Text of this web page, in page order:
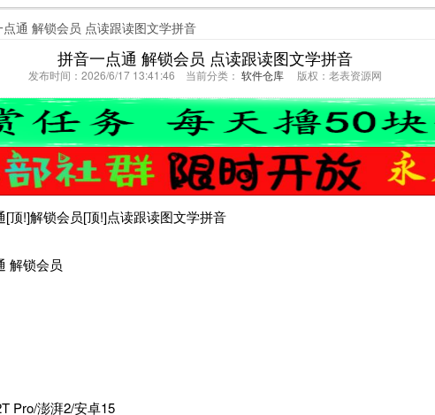
点通 解锁会员 点读跟读图文学拼音
拼音一点通 解锁会员 点读跟读图文学拼音
发布时间：2026/6/17 13:41:46 当前分类： 软件仓库 版权：老表资源网
[顶!]解锁会员[顶!]点读跟读图文学拼音
解锁会员
Pro/澎湃2/安卓15